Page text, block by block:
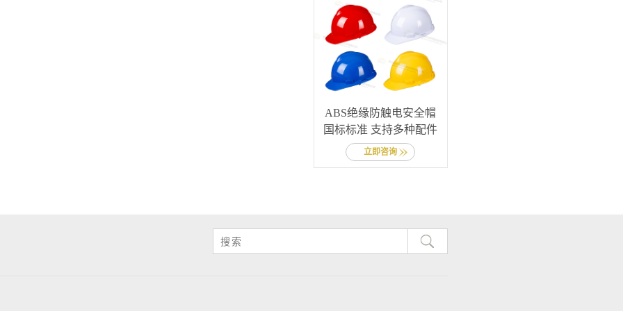
ABS绝缘防触电安全帽
国标标准 支持多种配件
立即咨询